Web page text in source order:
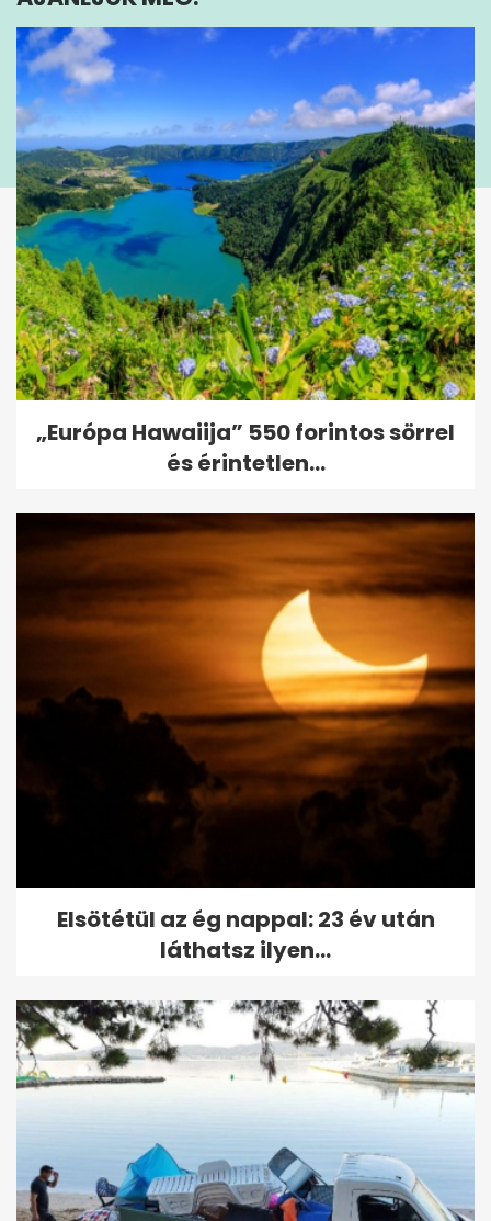
seconds
„Európa Hawaiija” 550 forintos sörrel
és érintetlen...
Elsötétül az ég nappal: 23 év után
láthatsz ilyen...